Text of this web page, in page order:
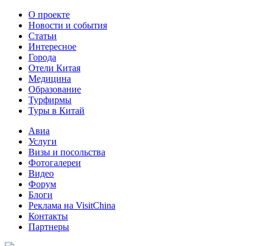
О проекте
Новости и события
Статьи
Интересное
Города
Отели Китая
Медицина
Образование
Турфирмы
Туры в Китай
Авиа
Услуги
Визы и посольства
Фотогалереи
Видео
Форум
Блоги
Реклама на VisitChina
Контакты
Партнеры